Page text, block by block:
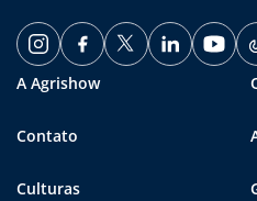
A Agrishow
Contato
Culturas